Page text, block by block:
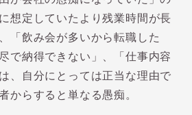
想定していたより残業時間が長
「飲み会が多いから転職した
で納得できない」、「仕事内容
、自分にとっては正当な理由で
からすると単なる愚痴。